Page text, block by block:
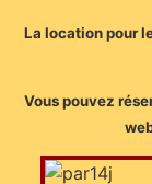
La location pour
Vous pouvez